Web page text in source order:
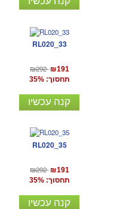
RL020_33
₪292 ₪191
תחסוך: 35%
קנה עכשיו
RL020_35
₪292 ₪191
תחסוך: 35%
קנה עכשיו